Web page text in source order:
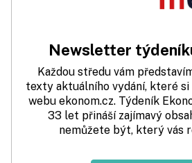
Newsletter
Každou středu vám
texty aktuálního vydání, které
webu ekonom.cz. Týdeník
33 let přináší zajímavý
nemůžete být, který vás